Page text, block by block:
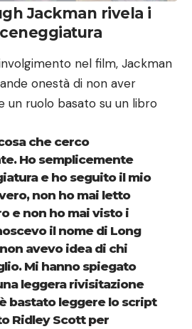
Jackman rivela i
nel film, Jackman
onestà di non aver
ruolo basato su un libro
che cerco
Ho semplicemente
e ho seguito il mio
non ho mai letto
e non ho mai visto i
il nome di Long
avevo idea di chi
Mi hanno spiegato
leggera rivisitazione
bastato leggere lo script
Ridley Scott per